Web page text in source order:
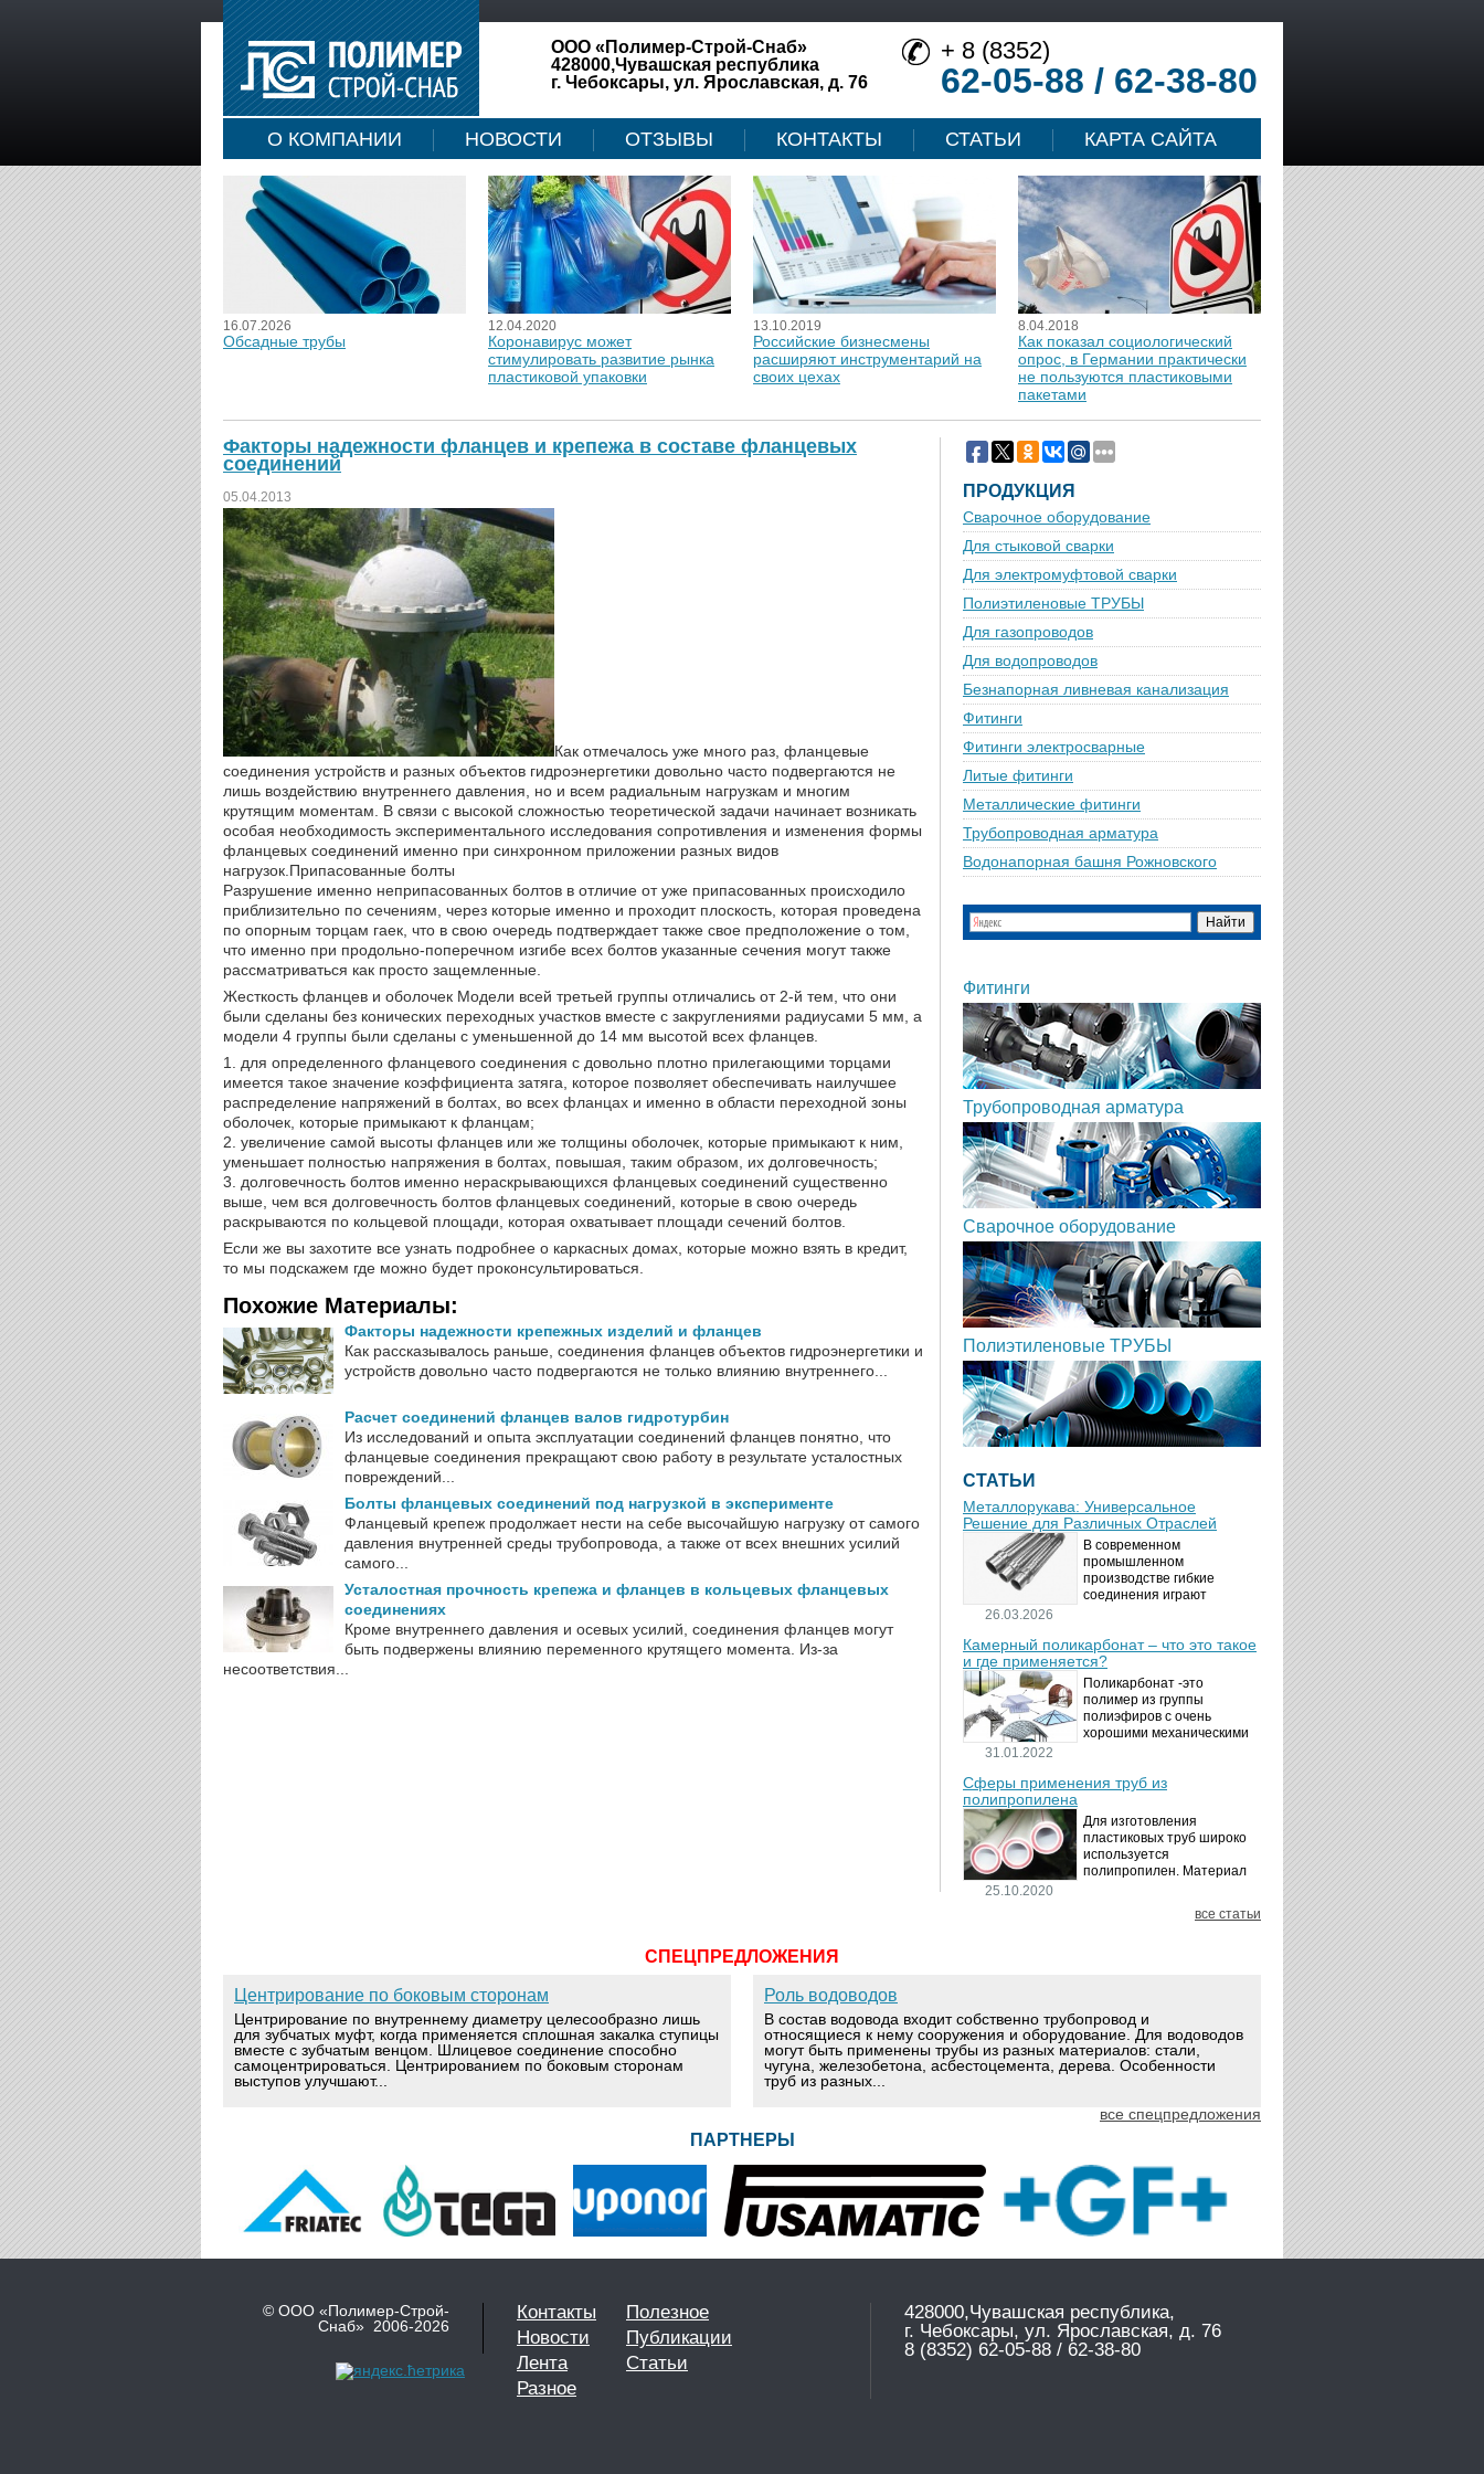
ООО «Полимер-Строй-Снаб»
428000,Чувашская республика
г. Чебоксары, ул. Ярославская, д. 76
+ 8 (8352)
62-05-88 / 62-38-80
О КОМПАНИИ НОВОСТИ ОТЗЫВЫ КОНТАКТЫ СТАТЬИ КАРТА САЙТА
16.07.2026
Обсадные трубы
12.04.2020
Коронавирус может
стимулировать развитие рынка
пластиковой упаковки
13.10.2019
Российские бизнесмены
расширяют инструментарий на
своих цехах
8.04.2018
Как показал социологический
опрос, в Германии практически
не пользуются пластиковыми
пакетами
Факторы надежности фланцев и крепежа в составе фланцевых
соединений
05.04.2013
Как отмечалось уже много раз, фланцевые
соединения устройств и разных объектов гидроэнергетики довольно часто подвергаются не
лишь воздействию внутреннего давления, но и всем радиальным нагрузкам и многим
крутящим моментам. В связи с высокой сложностью теоретической задачи начинает возникать
особая необходимость экспериментального исследования сопротивления и изменения формы
фланцевых соединений именно при синхронном приложении разных видов
нагрузок. Припасованные болты
Разрушение именно неприпасованных болтов в отличие от уже припасованных происходило
приблизительно по сечениям, через которые именно и проходит плоскость, которая проведена
по опорным торцам гаек, что в свою очередь подтверждает также свое предположение о том,
что именно при продольно-поперечном изгибе всех болтов указанные сечения могут также
рассматриваться как просто защемленные.
Жесткость фланцев и оболочек Модели всей третьей группы отличались от 2-й тем, что они
были сделаны без конических переходных участков вместе с закруглениями радиусами 5 мм, а
модели 4 группы были сделаны с уменьшенной до 14 мм высотой всех фланцев.
1. для определенного фланцевого соединения с довольно плотно прилегающими торцами
имеется такое значение коэффициента затяга, которое позволяет обеспечивать наилучшее
распределение напряжений в болтах, во всех фланцах и именно в области переходной зоны
оболочек, которые примыкают к фланцам;
2. увеличение самой высоты фланцев или же толщины оболочек, которые примыкают к ним,
уменьшает полностью напряжения в болтах, повышая, таким образом, их долговечность;
3. долговечность болтов именно нераскрывающихся фланцевых соединений существенно
выше, чем вся долговечность болтов фланцевых соединений, которые в свою очередь
раскрываются по кольцевой площади, которая охватывает площади сечений болтов.
Если же вы захотите все узнать подробнее о каркасных домах, которые можно взять в кредит,
то мы подскажем где можно будет проконсультироваться.
Похожие Материалы:
Факторы надежности крепежных изделий и фланцев
Как рассказывалось раньше, соединения фланцев объектов гидроэнергетики и
устройств довольно часто подвергаются не только влиянию внутреннего...
Расчет соединений фланцев валов гидротурбин
Из исследований и опыта эксплуатации соединений фланцев понятно, что
фланцевые соединения прекращают свою работу в результате усталостных
повреждений...
Болты фланцевых соединений под нагрузкой в эксперименте
Фланцевый крепеж продолжает нести на себе высочайшую нагрузку от самого
давления внутренней среды трубопровода, а также от всех внешних усилий
самого...
Усталостная прочность крепежа и фланцев в кольцевых фланцевых
соединениях
Кроме внутреннего давления и осевых усилий, соединения фланцев могут
быть подвержены влиянию переменного крутящего момента. Из-за
несоответствия...
ПРОДУКЦИЯ
Сварочное оборудование
Для стыковой сварки
Для электромуфтовой сварки
Полиэтиленовые ТРУБЫ
Для газопроводов
Для водопроводов
Безнапорная ливневая канализация
Фитинги
Фитинги электросварные
Литые фитинги
Металлические фитинги
Трубопроводная арматура
Водонапорная башня Рожновского
Фитинги
Трубопроводная арматура
Сварочное оборудование
Полиэтиленовые ТРУБЫ
СТАТЬИ
Металлорукава: Универсальное
Решение для Различных Отраслей
26.03.2026
В современном
промышленном
производстве гибкие
соединения играют
безопасности
технологических процессов.
Металлорукава
представляют собой
универсальные...
Камерный поликарбонат – что это такое
и где применяется?
31.01.2022
Поликарбонат -это
полимер из группы
полиэфиров с очень
хорошими механическими
аморфный, с хорошей
высокой прозрачностью
материал идеально
подходит для...
Сферы применения труб из
полипропилена
25.10.2020
Для изготовления
пластиковых труб широко
используется
полипропилен. Материал
невосприимчив к коррозии,
все статьи
СПЕЦПРЕДЛОЖЕНИЯ
Центрирование по боковым сторонам
Центрирование по внутреннему диаметру целесообразно лишь
для зубчатых муфт, когда применяется сплошная закалка ступицы
вместе с зубчатым венцом. Шлицевое соединение способно
самоцентрироваться. Центрированием по боковым сторонам
выступов улучшают...
Роль водоводов
В состав водовода входит собственно трубопровод и
относящиеся к нему сооружения и оборудование. Для водоводов
могут быть применены трубы из разных материалов: стали,
чугуна, железобетона, асбестоцемента, дерева. Особенности
труб из разных...
все спецпредложения
ПАРТНЕРЫ
© ООО «Полимер-Строй-
Снаб» 2006-2026
Контакты
Новости
Лента
Полезное
Публикации
Статьи
Разное
428000,Чувашская республика,
г. Чебоксары, ул. Ярославская, д. 76
8 (8352) 62-05-88 / 62-38-80